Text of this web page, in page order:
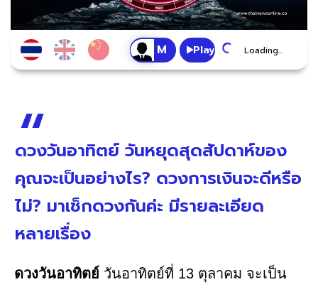
Play Loading...
ดวงวันอาทิตย์ วันหยุดสุดสัปดาห์ของ
คุณจะเป็นอย่างไร? ดวงการเงินจะดีหรือ
ไม่? มาเช็กดวงกันค่ะ มีรายละเอียด
หลายเรื่อง
ดวงวันอาทิตย์ วันอาทิตย์ที่ 13 ตุลาคม จะเป็น